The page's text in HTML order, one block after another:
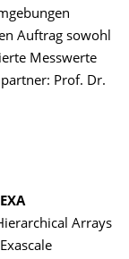
Auftrag sowohl
Messwerte
Prof. Dr.
Arrays